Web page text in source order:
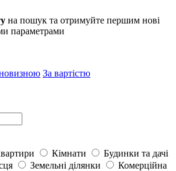
на пошук та отримуйте першим нові
параметрами
За вартістю
Кімнати
Будинки та дачі
Земельні ділянки
Комерційна